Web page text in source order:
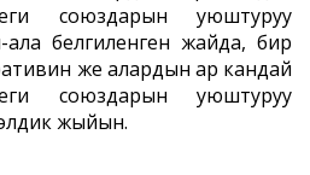
союздарын уюштуруу
белгиленген жайда, бир
же алардын ар кандай
союздарын уюштуруу
жыйын.